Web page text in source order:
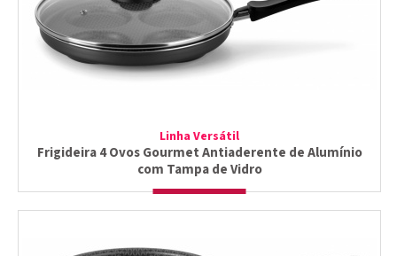
Linha Versátil
Frigideira 4 Ovos Gourmet Antiaderente de Alumínio
com Tampa de Vidro